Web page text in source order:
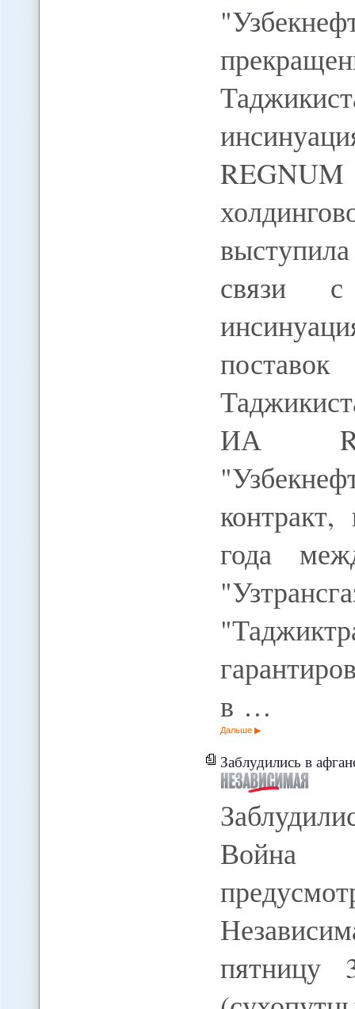
REGNUM
связи с
ИА
года
в …
Дальше
Заблудились в
Война
пятницу